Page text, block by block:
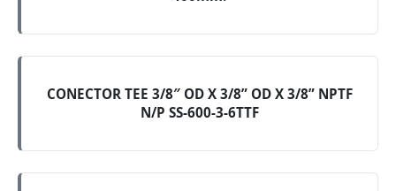
CONECTOR TEE 3/8″ OD X 3/8” OD X 3/8” NPTF
N/P SS-600-3-6TTF